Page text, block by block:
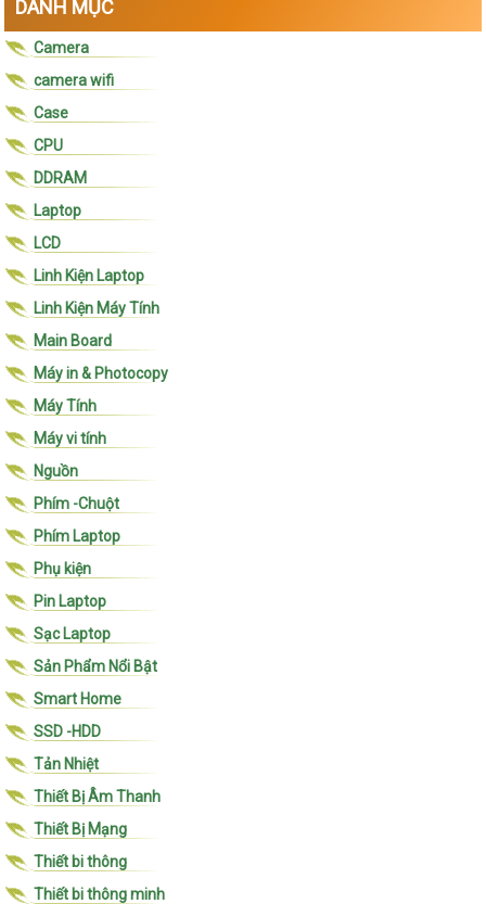
DANH MỤC
Camera
camera wifi
Case
CPU
DDRAM
Laptop
LCD
Linh Kiện Laptop
Linh Kiện Máy Tính
Main Board
Máy in & Photocopy
Máy Tính
Máy vi tính
Nguồn
Phím -Chuột
Phím Laptop
Phụ kiện
Pin Laptop
Sạc Laptop
Sản Phẩm Nổi Bật
Smart Home
SSD -HDD
Tản Nhiệt
Thiết Bị Âm Thanh
Thiết Bị Mạng
Thiết bi thông
Thiết bi thông minh